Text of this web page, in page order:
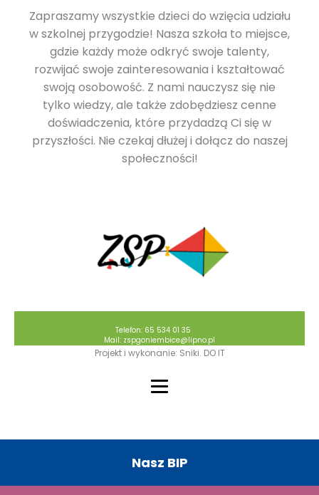
Zapraszamy wszystkie dzieci do wzięcia udziału
w szkolnej przygodzie! Nasza szkoła to miejsce,
gdzie każdy może odkryć swoje talenty,
rozwijać swoje zainteresowania i kształtować
swoją osobowość. Z nami nauczysz się nie
tylko wiedzy, ale także zdobędziesz cenne
doświadczenia, które przydadzą Ci się w
przyszłości. Nie czekaj dłużej i dołącz do naszej
społeczności!
Telefon: 65 534 01 35
Mail: zspgoniembice@lipno.pl
Projekt i wykonanie: Sniki. DO IT
Nasz BIP